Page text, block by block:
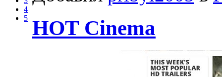
4
5 HOT Cinema